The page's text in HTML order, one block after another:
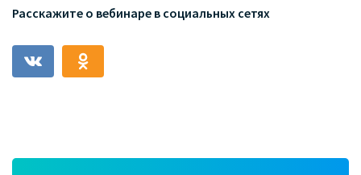
Расскажите о вебинаре в социальных сетях